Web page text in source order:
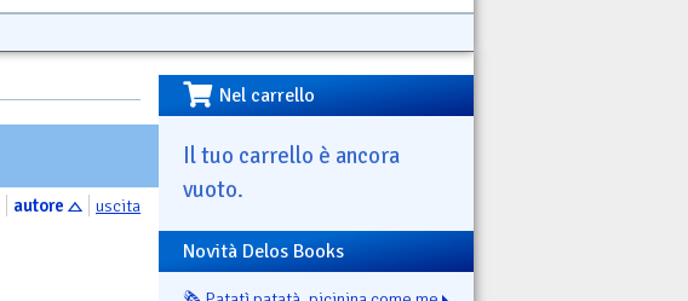
autore uscita
Nel carrello
Il tuo carrello è ancora
vuoto.
Novità Delos Books